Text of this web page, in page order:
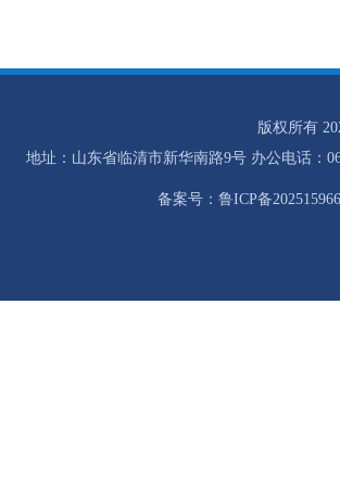
版权所有
地址：山东省临清市新华南路9号 办公电话：
备案号：鲁ICP备